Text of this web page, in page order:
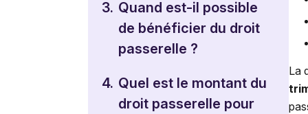
3. Quand est-il possible
de bénéficier du droit
passerelle ?
4. Quel est le montant du
droit passerelle pour
La